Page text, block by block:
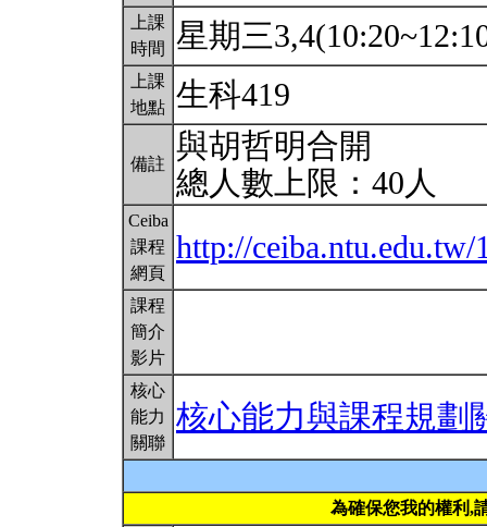
上課
時間
星期三
上課
地點 生科419
備註
與胡哲明合開
總人數上限：40人
Ceiba
課程
網頁
http://
課程
簡介
影片
核心
能力
關聯
核心能力與課程規劃
為確保您我的權利,